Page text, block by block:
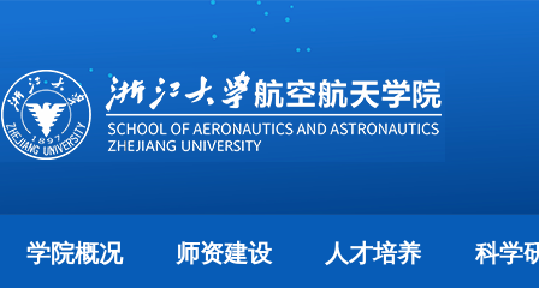
学院概况 师资建设 人才培养 科学